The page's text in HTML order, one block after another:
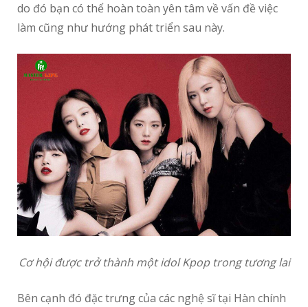
do đó bạn có thể hoàn toàn yên tâm về vấn đề việc
làm cũng như hướng phát triển sau này.
Cơ hội được trở thành một idol Kpop trong tương lai
Bên cạnh đó đặc trưng của các nghệ sĩ tại Hàn chính